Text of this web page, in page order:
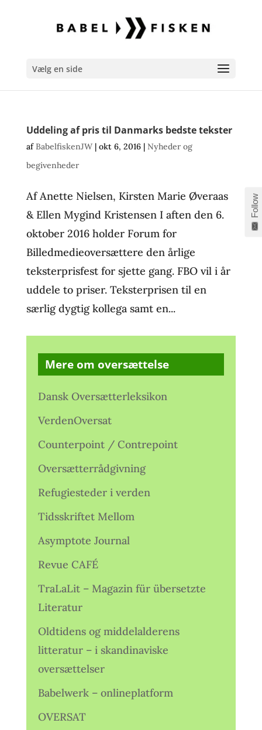
Vælg en side
Uddeling af pris til Danmarks bedste tekster
afBabelfiskenJW| okt 6, 2016| Nyheder og
begivenheder
Af Anette Nielsen, Kirsten Marie Øveraas
& Ellen Mygind Kristensen I aften den 6.
oktober 2016 holder Forum for
Billedmedieoversættere den årlige
teksterprisfest for sjette gang. FBO vil i år
uddele to priser. Teksterprisen til en
særlig dygtig kollega samt en...
Mere om oversættelse
Dansk Oversætterleksikon
VerdenOversat
Counterpoint / Contrepoint
Oversætterrådgivning
Refugiesteder i verden
Tidsskriftet Mellom
Asymptote Journal
Revue CAFÉ
TraLaLit – Magazin für übersetzte
Literatur
Oldtidens og middelalderens
litteratur – i skandinaviske
oversættelser
Babelwerk – onlineplatform
OVERSAT
Follow